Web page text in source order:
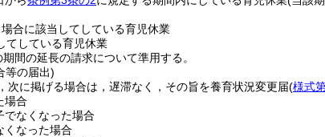
合に該当してしている育児休業
てしている育児休業
間の延長の請求について準用する。
等の届出)
次に掲げる場合は，遅滞なく，その旨を養育状況変更届(様式
場合
でなくなった場合
くなった場合